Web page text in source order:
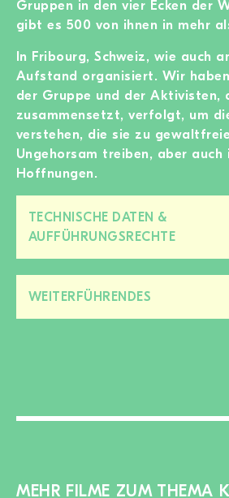
Gruppen in den vier Ecken der
gibt es 500 von ihnen in mehr
In Fribourg, Schweiz, wie auch
Aufstand organisiert. Wir
der Gruppe und der Aktivisten,
zusammensetzt, verfolgt, um
verstehen, die sie zu
Ungehorsam treiben, aber auch
Hoffnungen.
TECHNISCHE DATEN &
AUFFÜHRUNGSRECHTE
WEITERFÜHRENDES
Bereich
MEHR FILME ZUM THEMA